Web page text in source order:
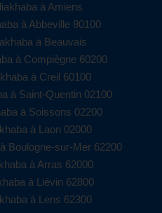
à Amiens
à Abbeville 80100
à Beauvais
à Compiègne 60200
à Creil 60100
à Saint-Quentin 02100
à Soissons 02200
à Laon 02000
Boulogne-sur-Mer 62200
à Arras 62000
à Liévin 62800
à Lens 62300